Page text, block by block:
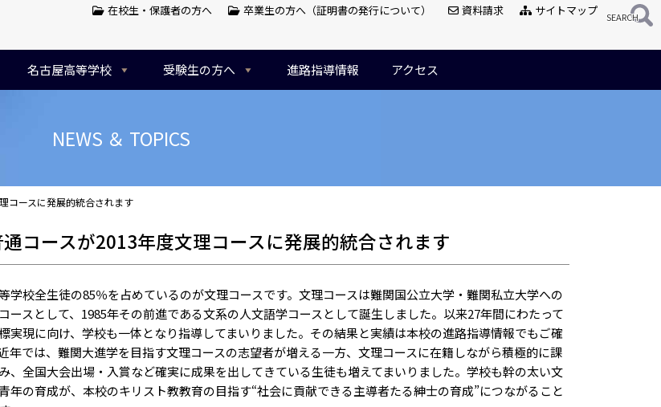
名古屋高等学校 受験生の方へ 進路指導情報 アクセス
在校生・保護者の方へ 卒業生の方へ（証明書の発行について） 資料請求 サイトマップ
NEWS ＆ TOPICS
コースに発展的統合されます
コースが2013年度文理コースに発展的統合されます
学校全生徒の85％を占めているのが文理コースです。文理コースは難関国公立大学・難関私立大学への
ースとして、1985年その前進である文系の人文語学コースとして誕生しました。以来27年間にわたって
実現に向け、学校も一体となり指導してまいりました。その結果と実績は本校の進路指導情報でもご確
年では、難関大進学を目指す文理コースの志望者が増える一方、文理コースに在籍しながら積極的に課
、全国大会出場・入賞など確実に成果を出してきている生徒も増えてまいりました。学校も幹の太い文
年の育成が、本校のキリスト教教育の目指す“社会に貢献できる主導者たる紳士の育成”につながること